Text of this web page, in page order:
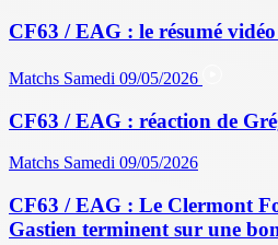
CF63 / EAG : le résumé
Matchs Samedi 09/05/2026
CF63 / EAG : réaction de
Matchs Samedi 09/05/2026
CF63 / EAG : Le Clermont
Gastien terminent sur une